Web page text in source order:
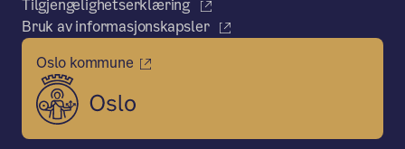
Tilgjengelighetserklæring
Bruk av informasjonskapsler
Oslo kommune